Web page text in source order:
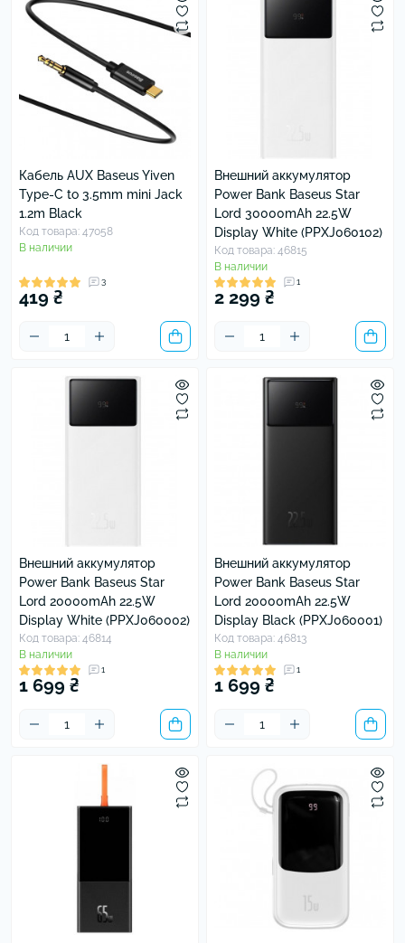
Кабель AUX Baseus Yiven
Type-C to 3.5mm mini Jack
1.2m Black
Код товара: 47058
В наличии
3
419 ₴
Внешний аккумулятор
Power Bank Baseus Star
Lord 30000mAh 22.5W
Display White (PPXJ060102)
Код товара: 46815
В наличии
1
2 299 ₴
Внешний аккумулятор
Power Bank Baseus Star
Lord 20000mAh 22.5W
Display White (PPXJ060002)
Код товара: 46814
В наличии
1
1 699 ₴
Внешний аккумулятор
Power Bank Baseus Star
Lord 20000mAh 22.5W
Display Black (PPXJ060001)
Код товара: 46813
В наличии
1
1 699 ₴